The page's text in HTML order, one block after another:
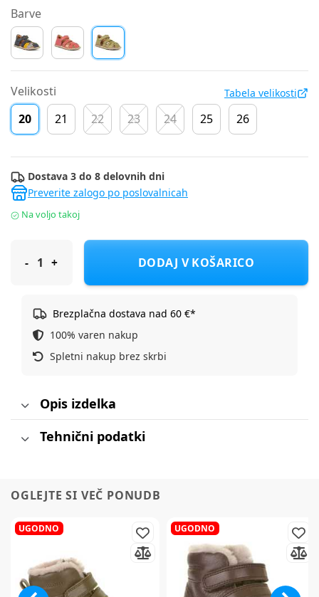
Barve
Velikosti Tabela velikosti
20 21 22 23 24 25 26
Dostava 3 do 8 delovnih dni
Preverite zalogo po poslovalnicah
Na voljo takoj
Froddo sandal G3150283 BAREFOOT FLEXY F U olive 20
DODAJ V KOŠARICO
Brezplačna dostava nad 60 €*
100% varen nakup
Spletni nakup brez skrbi
Opis izdelka
Tehnični podatki
OGLEJTE SI VEČ PONUDB
UGODNO UGODNO